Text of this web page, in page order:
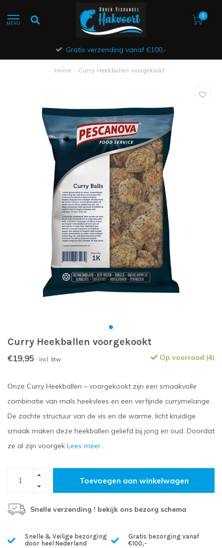
MENU
0
Gratis verzending vanaf €100,-
Home / Curry Heekballen voorgekookt
Curry Heekballen voorgekookt
€19,95 Incl. btw Op voorraad (4)
Onze Curry Heekballen – voorgekookt zijn een smaakvolle
combinatie van mals heekvlees en een verfijnde currymelange.
De zachte structuur van de vis en de warme, licht kruidige
smaak maken deze heekballen geliefd bij jong en oud. Doordat
ze al zijn voorgek Lees meer..
Toevoegen aan winkelwagen
Snelle verzending ! bekijk ons bezorg schema
Snelle & Veilige bezorging
door heel Nederland
Gratis bezorging vanaf
€100,-